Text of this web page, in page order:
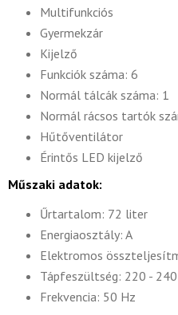
Multifunkciós
Gyermekzár
Kijelző
Funkciók száma: 6
Normál tálcák száma: 1
Normál rácsos tartók
Hűtőventilátor
Érintős LED kijelző
Műszaki adatok:
Űrtartalom: 72 liter
Energiaosztály: A
Elektromos
Tápfeszültség: 220 -
Frekvencia: 50 Hz